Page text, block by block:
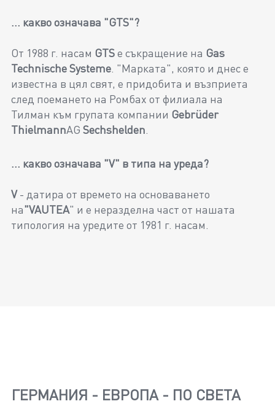
... какво означава "GTS"?
От 1988 г. насам GTSе съкращение на Gas
TechnischeSysteme . "Марката", която и днес е
известна в цял свят, е придобита и възприета
след поемането на Ромбах от филиала на
Тилман към групата компании Gebrüder
ThielmannAG Sechshelden
... какво означава "V" в типа на уреда?
V- датира от времето на основаването
на"VAUTEA" и е неразделна част от нашата
типология на уредите от 1981 г. насам.
ГЕРМАНИЯ - ЕВРОПА - ПО СВЕТА